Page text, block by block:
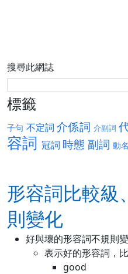
搜尋此網誌
標籤
子句 不定詞 介係詞 介副詞
容詞 冠詞 時態 副詞 動
形容詞比較級
則變化
好與壞的形容詞不規則
表示好的形容詞，
good